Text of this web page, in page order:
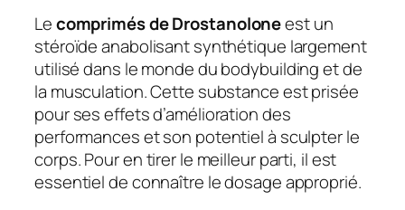
Lecomprimés de Drostanoloneest un
stéroïde anabolisant synthétique largement
utilisé dans le monde du bodybuilding et de
la musculation. Cette substance est prisée
pour ses effets d’amélioration des
performances et son potentiel à sculpter le
corps. Pour en tirer le meilleur parti, il est
essentiel de connaître le dosage approprié.